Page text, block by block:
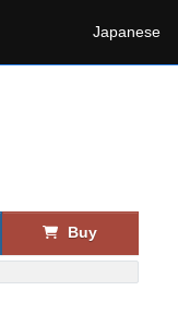
Japanese
Buy